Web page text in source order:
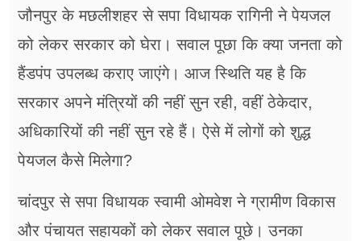
जौनपुर के मछलीशहर से सपा विधायक रागिनी ने पेयजल
को लेकर सरकार को घेरा। सवाल पूछा कि क्या जनता को
हैंडपंप उपलब्ध कराए जाएंगे। आज स्थिति यह है कि
सरकार अपने मंत्रियों की नहीं सुन रही, वहीं ठेकेदार,
अधिकारियों की नहीं सुन रहे हैं। ऐसे में लोगों को शुद्ध
पेयजल कैसे मिलेगा?
चांदपुर से सपा विधायक स्वामी ओमवेश ने ग्रामीण विकास
और पंचायत सहायकों को लेकर सवाल पूछे। उनका